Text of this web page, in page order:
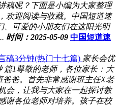
稿呢？下面是小编为大家整理
欢迎阅读与收藏。中国短道速
、可爱的小朋友们在这阳光明
时间：2025-05-09 中国短道速
稿3分钟(热门十七篇) 家长会优
篇1尊敬的老师，各位家长：大
爸爸。首先非常感谢班主任X老
会，让我与大家在一起探讨教
谢各位老师对培养。孩子在校